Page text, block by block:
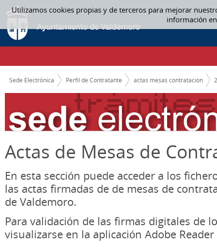
Utilizamos cookies propias y de terceros para mejorar
información
Saltar al contenido
ACTAS MESAS CONTRATACION
CAMINO DE MIGAS
Sede Electrónica Perfil de Contratante actas mesas contratacion
Actas de Mesas de
En esta sección puede acceder a los
las actas firmadas de de mesas de
de Valdemoro.
Para validación de las firmas digitales de
visualizarse en la aplicación Adobe Reader